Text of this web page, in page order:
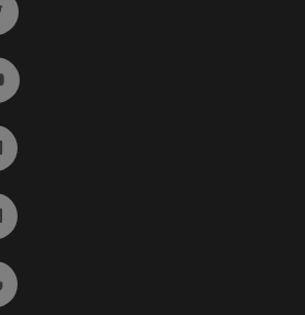
Ir a twitter (abre en ventana nueva)
Ir a YouTube (abre en ventana nueva)
Ir a Flickr (abre en ventana nueva)
Ir a Linkedin (abre en ventana nueva)
Ir al Blog (abre en ventana nueva)